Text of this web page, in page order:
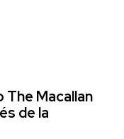
Macallan
de la